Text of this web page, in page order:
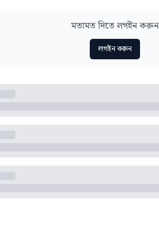
মতামত দিতে লগইন করুন
লগইন করুন